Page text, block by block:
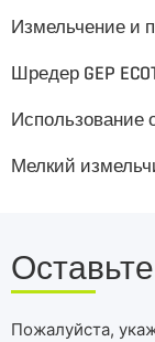
Пожалуйста,